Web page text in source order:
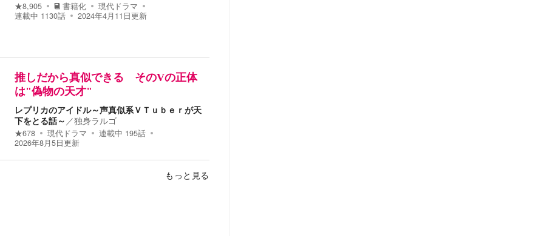
★8,905 書籍化
現代ドラマ
連載中 1130話 2024年4月11日更新
推しだから真似できる そのVの正体
は"偽物の天才"
レプリカのアイドル～声真似系ＶＴｕｂｅｒが天
下をとる話～ ／独身ラルゴ
★678 現代ドラマ 連載中 195話
2026年8月5日更新
もっと見る